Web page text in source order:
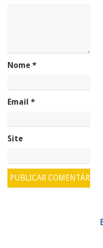
Nome *
Email *
Site